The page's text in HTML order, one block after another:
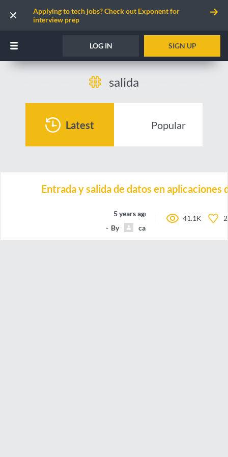
Applying to tech jobs? Check out Exponent for
interview prep
LOG IN SIGN UP
salida
Latest Popular
Entrada y salida de datos en aplicaciones
5 years ago
By
camilocorreaUdeA
41.1K 2